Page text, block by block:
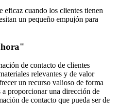
eficaz cuando los clientes tienen
un pequeño empujón para
de contacto de clientes
relevantes y de valor
un recurso valioso de forma
a proporcionar una dirección de
de contacto que pueda ser de